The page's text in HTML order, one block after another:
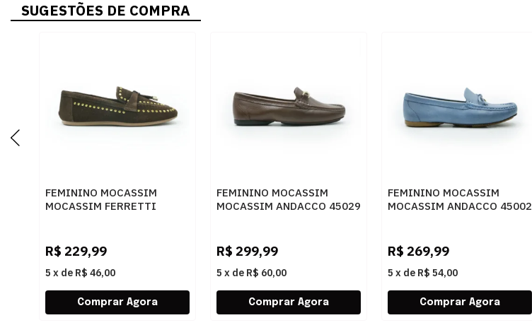
SUGESTÕES DE COMPRA
FEMININO MOCASSIM
MOCASSIM FERRETTI
R$ 229,99
5 x de R$ 46,00
FEMININO MOCASSIM
MOCASSIM ANDACCO 45029
R$ 299,99
5 x de R$ 60,00
FEMININO MOCASSIM
MOCASSIM ANDACCO 45002
R$ 269,99
5 x de R$ 54,00